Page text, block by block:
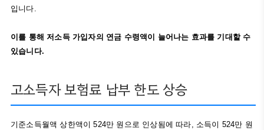
입니다.
이를 통해 저소득 가입자의 연금 수령액이 늘어나는 효과를 기대할 수
있습니다.
고소득자 보험료 납부 한도 상승
기준소득월액 상한액이 524만 원으로 인상됨에 따라, 소득이 524만 원